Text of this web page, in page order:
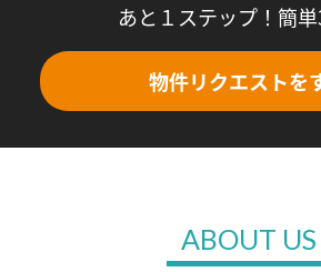
あと１ステップ！簡単
物件リクエストを
ABOUT US